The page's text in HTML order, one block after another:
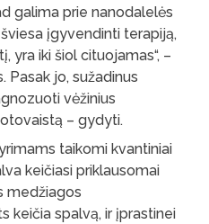
galima prie nanodalelės
įgyvendinti terapiją,
yra iki šiol cituojamas“, –
Pasak jo, sužadinus
vėžinius
– gydyti.
taikomi kvantiniai
keičiasi priklausomai
medžiagos
keičia spalvą, ir įprastinei